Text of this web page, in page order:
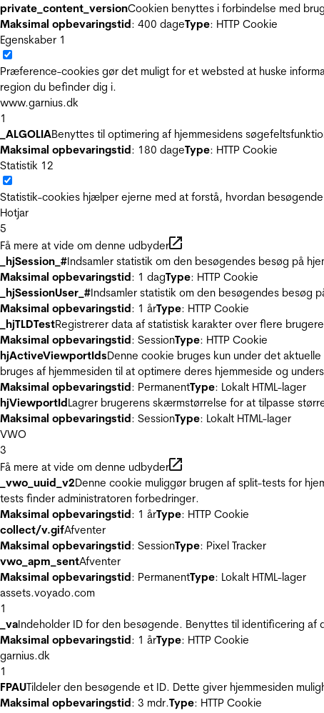
private_content_versionCookien benyttes i forbindelse med
Maksimal opbevaringstid: 400 dageType: HTTP Cookie
Egenskaber 1
Præference-cookies gør det muligt for et websted at huske
region du befinder dig i.
www.garnius.dk
1
_ALGOLIABenyttes til optimering af hjemmesidens
Maksimal opbevaringstid: 180 dageType: HTTP Cookie
Statistik 12
Statistik-cookies hjælper ejerne med at forstå, hvordan
Hotjar
5
Få mere at vide om denne udbyder
_hjSession_#Indsamler statistik om den besøgendes besøg på
Maksimal opbevaringstid: 1 dagType: HTTP Cookie
_hjSessionUser_#Indsamler statistik om den besøgendes besøg
Maksimal opbevaringstid: 1 årType: HTTP Cookie
_hjTLDTestRegistrerer data af statistisk karakter over flere
Maksimal opbevaringstid: SessionType: HTTP Cookie
hjActiveViewportIdsDenne cookie bruges kun under det
bruges af hjemmesiden til at optimere deres hjemmeside og
Maksimal opbevaringstid: PermanentType: Lokalt HTML-lager
hjViewportIdLagrer brugerens skærmstørrelse for at tilpasse
Maksimal opbevaringstid: SessionType: Lokalt HTML-lager
VWO
3
Få mere at vide om denne udbyder
_vwo_uuid_v2Denne cookie muliggør brugen af split-tests for
tests finder administratoren forbedringer.
Maksimal opbevaringstid: 1 årType: HTTP Cookie
collect/v.gifAfventer
Maksimal opbevaringstid: SessionType: Pixel Tracker
vwo_apm_sentAfventer
Maksimal opbevaringstid: PermanentType: Lokalt HTML-lager
assets.voyado.com
1
_vaIndeholder ID for den besøgende. Benyttes til identificering
Maksimal opbevaringstid: 1 årType: HTTP Cookie
garnius.dk
1
FPAUTildeler den besøgende et ID. Dette giver hjemmesiden
Maksimal opbevaringstid: 3 mdr.Type: HTTP Cookie